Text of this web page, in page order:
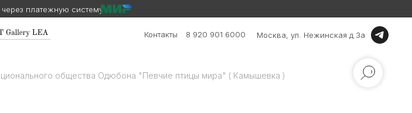
платежную систему
Контакты 8 920 901 6000 Москва, ул. Нежинская д.3а
общества Одюбона "Певчие птицы мира" ( Камышевка )